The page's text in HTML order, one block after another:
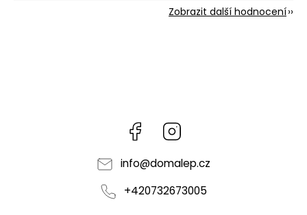
Zobrazit další hodnocení
Facebook
info@domalep.cz
+420732673005